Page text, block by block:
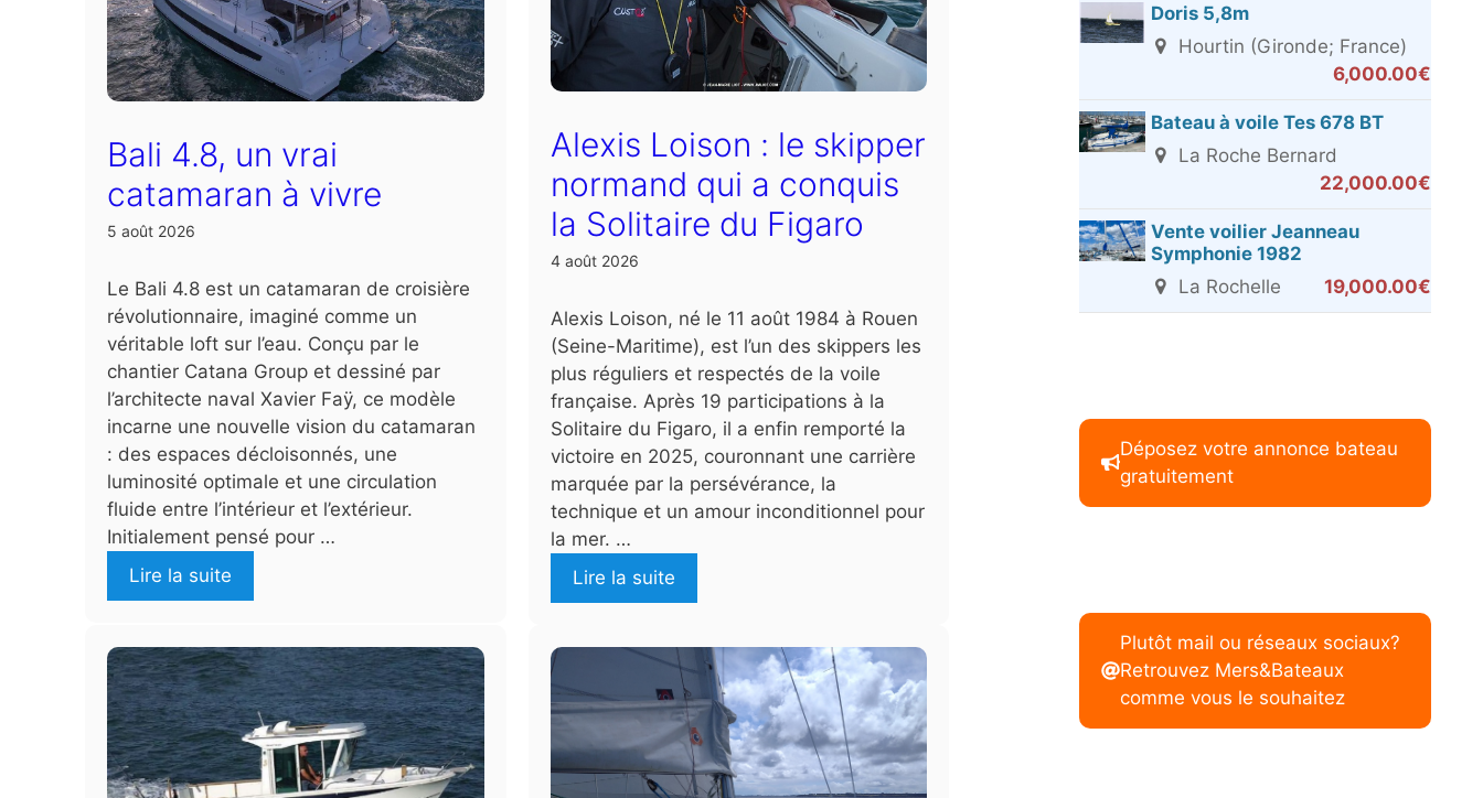
Bali 4.8, un vrai
catamaran à vivre
5 août 2026
Le Bali 4.8 est un catamaran de croisière
révolutionnaire, imaginé comme un
véritable loft sur l’eau. Conçu par le
chantier Catana Group et dessiné par
l’architecte naval Xavier Faÿ, ce modèle
incarne une nouvelle vision du catamaran
: des espaces décloisonnés, une
luminosité optimale et une circulation
fluide entre l’intérieur et l’extérieur.
Initialement pensé pour …
Lire la suite
Alexis Loison : le skipper
normand qui a conquis
la Solitaire du Figaro
4 août 2026
Alexis Loison, né le 11 août 1984 à Rouen
(Seine-Maritime), est l’un des skippers les
plus réguliers et respectés de la voile
française. Après 19 participations à la
Solitaire du Figaro, il a enfin remporté la
victoire en 2025, couronnant une carrière
marquée par la persévérance, la
technique et un amour inconditionnel pour
la mer. …
Lire la suite
Doris 5,8m
Hourtin (Gironde; France)
6,000.00€
Bateau à voile Tes 678 BT
La Roche Bernard
22,000.00€
Vente voilier Jeanneau
Symphonie 1982
La Rochelle
19,000.00€
Déposez votre annonce bateau
gratuitement
Plutôt mail ou réseaux sociaux?
Retrouvez Mers&Bateaux
comme vous le souhaitez